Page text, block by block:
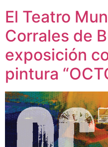
El Teatro
Corrales de
exposición
pintura